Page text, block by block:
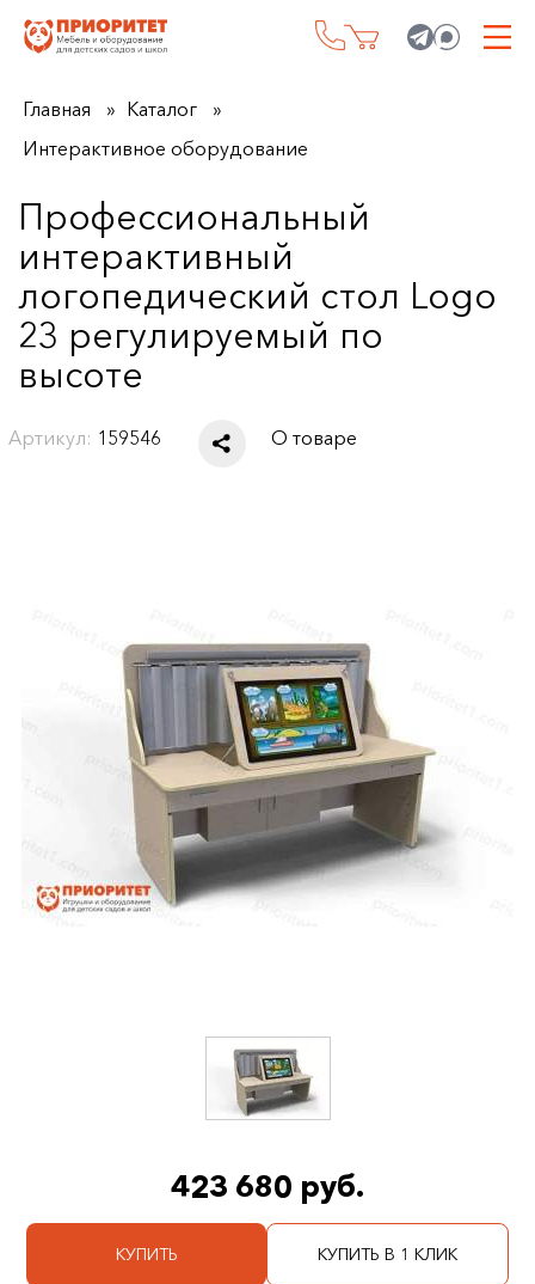
Главная
Каталог
Интерактивное оборудование
Профессиональный
интерактивный
логопедический стол Logo
23 регулируемый по
высоте
Артикул: 159546 О товаре
423 680 руб.
КУПИТЬ КУПИТЬ В 1 КЛИК